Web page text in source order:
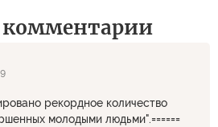
рекордное количество
молодыми людьми".======